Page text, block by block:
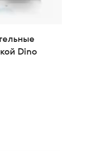
Dino